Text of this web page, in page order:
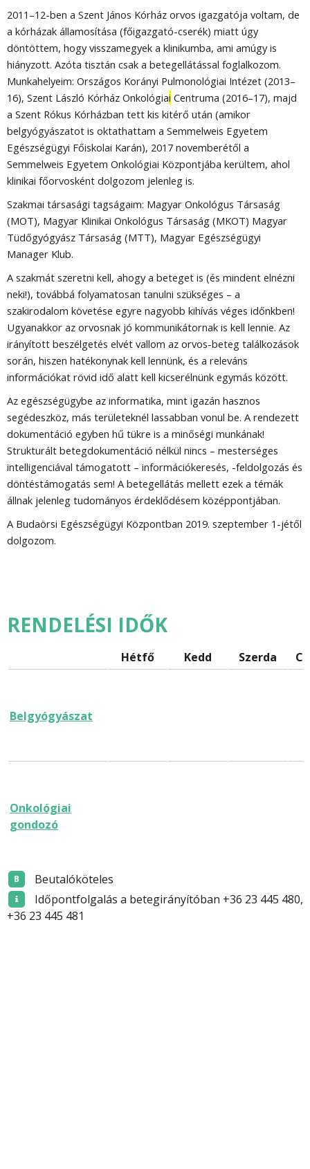
2011–12-ben a Szent János Kórház orvos igazgatója voltam, de
a kórházak államosítása (főigazgató-cserék) miatt úgy
döntöttem, hogy visszamegyek a klinikumba, ami amúgy is
hiányzott. Azóta tisztán csak a betegellátással foglalkozom.
Munkahelyeim: Országos Korányi Pulmonológiai Intézet (2013–
16), Szent László Kórház Onkológiai Centruma (2016–17), majd
a Szent Rókus Kórházban tett kis kitérő után (amikor
belgyógyászatot is oktathattam a Semmelweis Egyetem
Egészségügyi Főiskolai Karán), 2017 novemberétől a
Semmelweis Egyetem Onkológiai Központjába kerültem, ahol
klinikai főorvosként dolgozom jelenleg is.
Szakmai társasági tagságaim: Magyar Onkológus Társaság
(MOT), Magyar Klinikai Onkológus Társaság (MKOT) Magyar
Tüdőgyógyász Társaság (MTT), Magyar Egészségügyi
Manager Klub.
A szakmát szeretni kell, ahogy a beteget is (és mindent elnézni
neki!), továbbá folyamatosan tanulni szükséges – a
szakirodalom követése egyre nagyobb kihívás véges időnkben!
Ugyanakkor az orvosnak jó kommunikátornak is kell lennie. Az
irányított beszélgetés elvét vallom az orvos-beteg találkozások
során, hiszen hatékonynak kell lennünk, és a releváns
információkat rövid idő alatt kell kicserélnünk egymás között.
Az egészségügybe az informatika, mint igazán hasznos
segédeszköz, más területeknél lassabban vonul be. A rendezett
dokumentáció egyben hű tükre is a minőségi munkának!
Strukturált betegdokumentáció nélkül nincs – mesterséges
intelligenciával támogatott – információkeresés, -feldolgozás és
döntéstámogatás sem! A betegellátás mellett ezek a témák
állnak jelenleg tudományos érdeklődésem középpontjában.
A Budaörsi Egészségügyi Központban 2019. szeptember 1-jétől
dolgozom.
RENDELÉSI IDŐK
Hétfő Kedd Szerda
Belgyógyászat
Onkológiai
gondozó
B
Beutalóköteles
Időpontfolgalás a betegirányítóban +36 23 445 480,
+36 23 445 481